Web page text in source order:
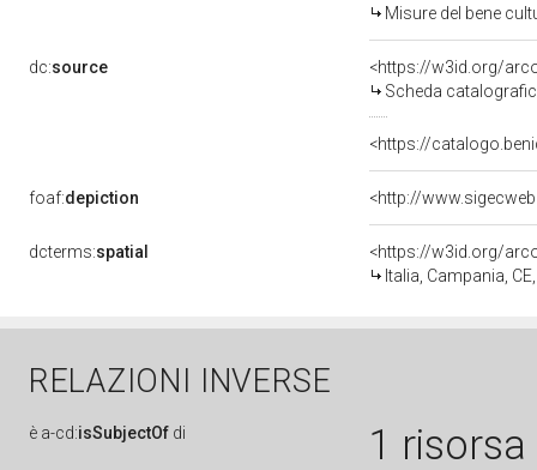
Misure del bene
dc:source
<https://w3id.org/
Scheda
<https://
foaf:depiction
dcterms:spatial
<https://w3id.org/
Italia, Campania,
RELAZIONI INVERSE
è a-cd:isSubjectOf di 1 risorsa